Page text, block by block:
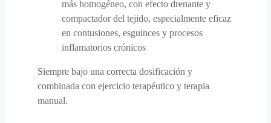
más homogéneo, con efecto drenante y
compactador del tejido, especialmente eficaz
en contusiones, esguinces y procesos
inflamatorios crónicos
Siempre bajo una correcta dosificación y
combinada con ejercicio terapéutico y terapia
manual.